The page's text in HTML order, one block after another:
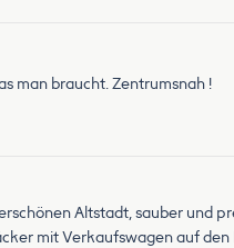
man braucht. Zentrumsnah !
Altstadt, sauber und
mit Verkaufswagen auf